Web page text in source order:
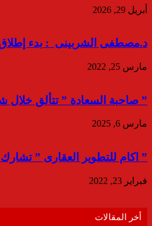
أبريل 29, 2026
د.مصطفى الشربينى : بدء إطلاق أسابيع المناخ
مارس 25, 2022
” صاحبة السعادة ” تتألق خلال
مارس 6, 2025
” اكام للتطوير العقارى ”
فبراير 23, 2022
أخر المقالات